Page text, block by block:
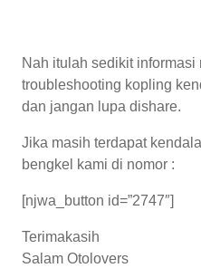
Nah itulah sedikit
troubleshooting kopling
dan jangan lupa dishare.
Jika masih terdapat
bengkel kami di nomor :
[njwa_button id=”2747″]
Terimakasih
Salam Otolovers